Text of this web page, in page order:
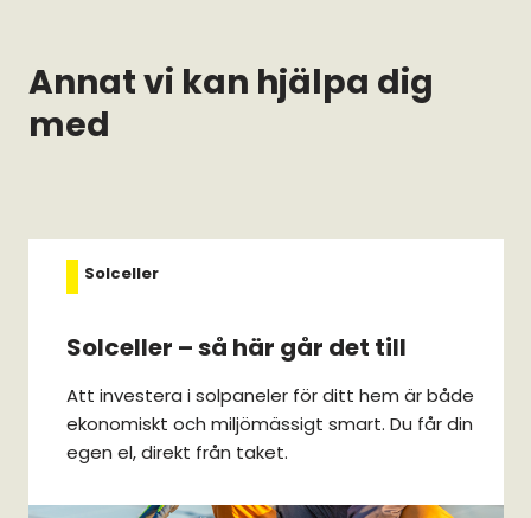
Annat vi kan hjälpa dig
med
Solceller
Solceller – så här går det till
Att investera i solpaneler för ditt hem är både
ekonomiskt och miljömässigt smart. Du får din
egen el, direkt från taket.